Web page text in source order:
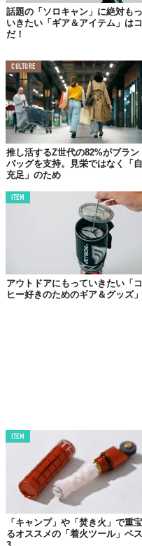
ブランド名の語源は、ヒンド
ク「tika／ティカ（古名：
に赤い点を塗ると神が守って
同社の製品もこれにならい、
製品の随所に赤いドットをあ
こうした哲学を支軸に多くの
ク」ですが、なかでもユニー
このジャケットは、ストレ
たせる場所、発汗しやすい
フリース素材と機能性素材
げで、いつも快適な着心地
完璧を
フリース界
話題の「ソロキャン」に絶対も
いきたい「ギア＆アイテム」は
だ！
CULTURE
推し活するZ世代の82%がブラン
バッグを支持。見栄ではなく「
充足」のため
ITEM
アウトドアにもっていきたい「
ヒー好きのためのギア＆グッズ」
ITEM
「キャンプ」や「焚き火」で重
るオススメの「着火ツール」ベ